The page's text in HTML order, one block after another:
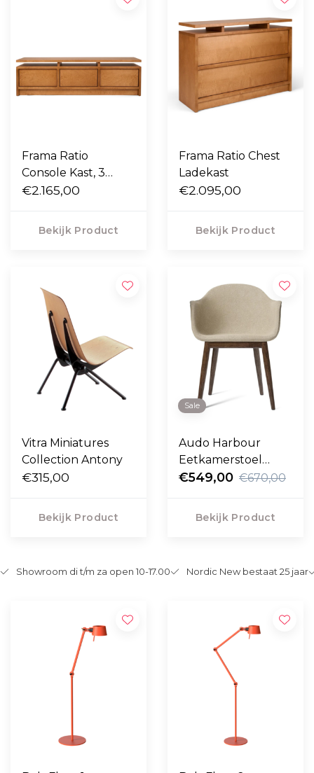
Frama Ratio
Console Kast, 3
lades
€2.165,00
Bekijk Product
Frama Ratio Chest
Ladekast
€2.095,00
Bekijk Product
Vitra Miniatures
Collection Antony
€315,00
Bekijk Product
Sale
Audo Harbour
Eetkamerstoel
Boucle 02, donker
€549,00 €670,00
Bekijk Product
Showroom di t/m za open 10-17.00 Nordic New bestaat 25 jaar